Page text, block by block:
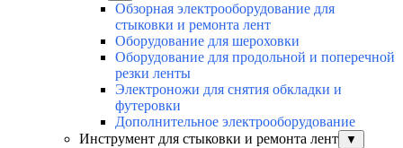
Обзорная электрооборудование для
стыковки и ремонта лент
Оборудование для шероховки
Оборудование для продольной и поперечной
резки ленты
Электроножи для снятия обкладки и
футеровки
Дополнительное электрооборудование
Инструмент для стыковки и ремонта лент
▼